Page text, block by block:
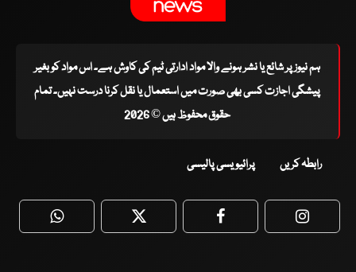
ہم نیوز پر شائع یا نشر ہونے والا مواد ادارتی ٹیم کی کاوش ہے۔ اس مواد کو بغیر
پیشگی اجازت کسی بھی صورت میں استعمال یا نقل کرنا درست نہیں۔ تمام
حقوق محفوظ ہیں © 2026
رابطہ کریں پرائیویسی پالیسی
WhatsApp Twitter Facebook